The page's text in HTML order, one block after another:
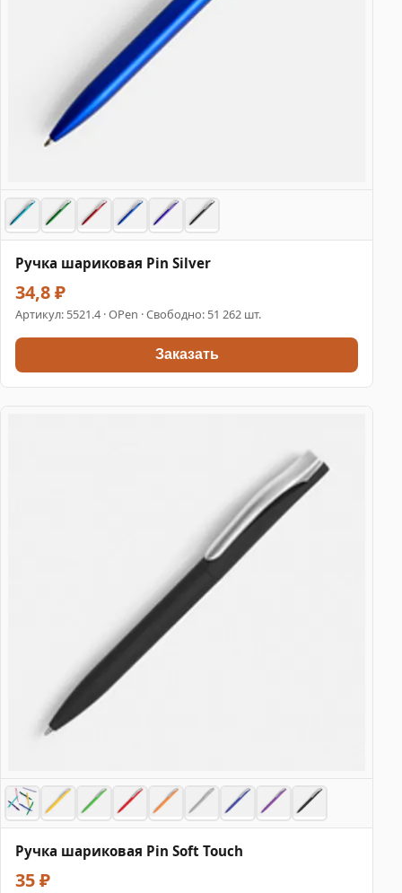
Ручка шариковая Pin Silver
34,8 ₽
Артикул: 5521.4 · OPen · Свободно: 51 262 шт.
Заказать
Ручка шариковая Pin Soft Touch
35 ₽